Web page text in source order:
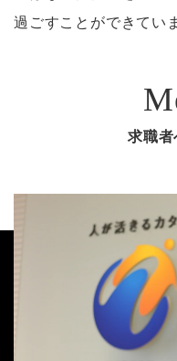
過ごすことができてい
求職者